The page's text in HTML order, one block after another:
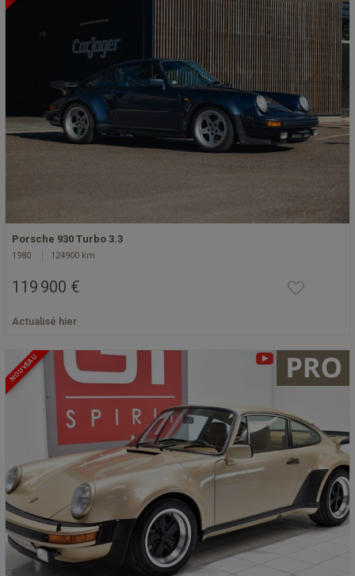
Porsche 930 Turbo 3.3
1980 124900 km
119 900 €
Actualisé hier
NOUVEAU